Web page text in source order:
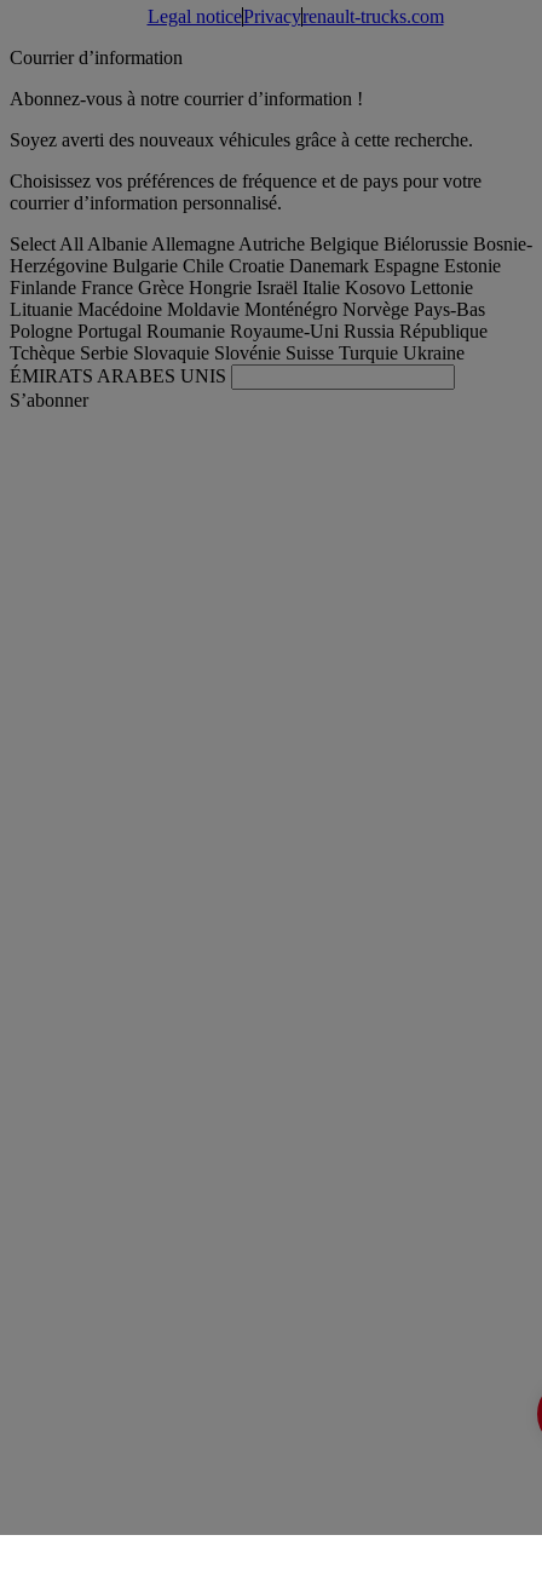
Legal noticePrivacyrenault-trucks.com
Courrier d’information
Abonnez-vous à notre courrier d’information !
Soyez averti des nouveaux véhicules grâce à cette recherche.
Choisissez vos préférences de fréquence et de pays pour votre
courrier d’information personnalisé.
Select AllAlbanieAllemagneAutriche Belgique Biélorussie Bosnie-
Herzégovine Bulgarie Chile Croatie Danemark Espagne Estonie
Finlande France Grèce Hongrie Israël Italie Kosovo Lettonie
Lituanie Macédoine Moldavie Monténégro Norvège Pays-Bas
Pologne Portugal Roumanie Royaume-Uni Russia République
Tchèque Serbie Slovaquie Slovénie Suisse Turquie Ukraine
ÉMIRATS ARABES UNIS
S’abonner